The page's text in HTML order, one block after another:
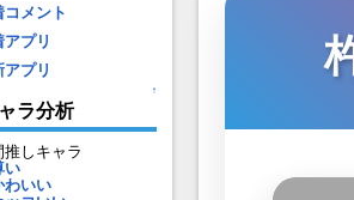
コメント
アプリ
アプリ
↑
ラ分析
推しキャラ
い
わいい